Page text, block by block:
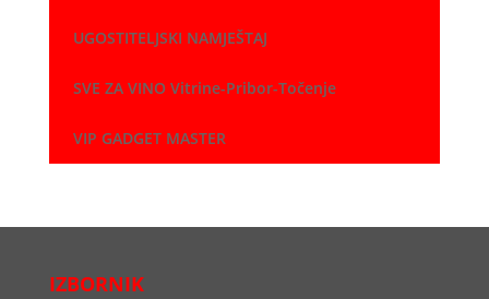
UGOSTITELJSKI NAMJEŠTAJ
SVE ZA VINO Vitrine-Pribor-Točenje
VIP GADGET MASTER
IZBORNIK